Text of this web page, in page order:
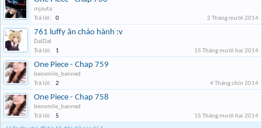
mjsuta
Trả lời:
0 2 Tháng mười 2014
761 luffy ăn cháo hành :v
DalDal
Trả lời:
1 15 Tháng mười hai 2014
One Piece - Chap 759
beosmile_banned
Trả lời:
2 4 Tháng chín 2014
One Piece - Chap 758
beosmile_banned
Trả lời:
5
15 Tháng mười hai 2014